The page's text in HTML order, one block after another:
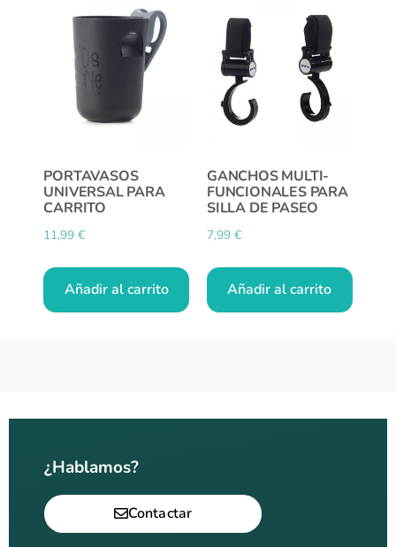
PORTAVASOS
UNIVERSAL PARA
CARRITO
11,99€
Añadir al carrito
GANCHOS MULTI-
FUNCIONALES PARA
SILLA DE PASEO
7,99 €
Añadir al carrito
¿Hablamos?
Contactar